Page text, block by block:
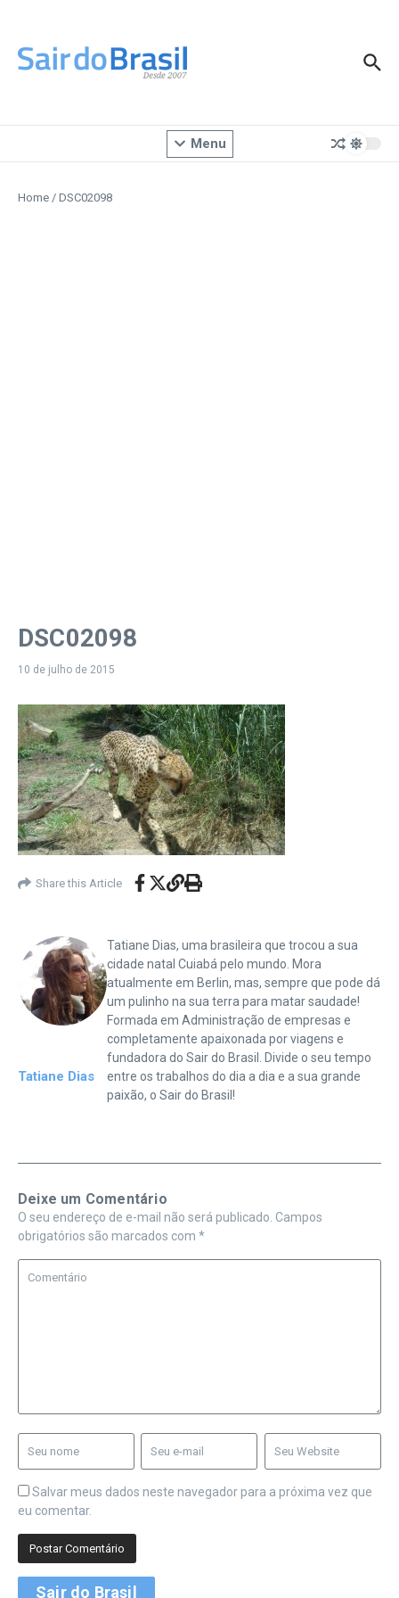
Menu
Home / DSC02098
DSC02098
10 de julho de 2015
Share this Article
Tatiane Dias
Tatiane Dias, uma brasileira que trocou a sua
cidade natal Cuiabá pelo mundo. Mora
atualmente em Berlin, mas, sempre que pode dá
um pulinho na sua terra para matar saudade!
Formada em Administração de empresas e
completamente apaixonada por viagens e
fundadora do Sair do Brasil. Divide o seu tempo
entre os trabalhos do dia a dia e a sua grande
paixão, o Sair do Brasil!
Deixe um Comentário
O seu endereço de e-mail não será publicado. Campos
obrigatórios são marcados com *
Salvar meus dados neste navegador para a próxima vez que
eu comentar.
Sair do Brasil